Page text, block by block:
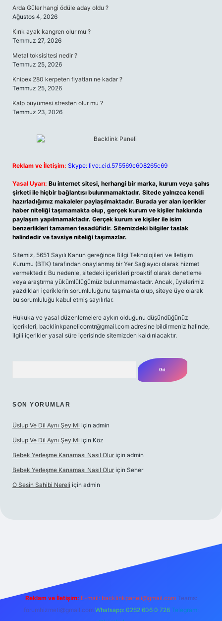
Arda Güler hangi ödüle aday oldu ?
Ağustos 4, 2026
Kırık ayak kangren olur mu ?
Temmuz 27, 2026
Metal toksisitesi nedir ?
Temmuz 25, 2026
Knipex 280 kerpeten fiyatları ne kadar ?
Temmuz 25, 2026
Kalp büyümesi stresten olur mu ?
Temmuz 23, 2026
Reklam ve İletişim: Skype: live:.cid.575569c608265c69
Yasal Uyarı: Bu internet sitesi, herhangi bir marka, kurum veya şahıs
şirketi ile hiçbir bağlantısı bulunmamaktadır. Sitede yalnızca kendi
hazırladığımız makaleler paylaşılmaktadır. Burada yer alan içerikler
haber niteliği taşımamakta olup, gerçek kurum ve kişiler hakkında
paylaşım yapılmamaktadır. Gerçek kurum ve kişiler ile isim
benzerlikleri tamamen tesadüfidir. Sitemizdeki bilgiler taslak
halindedir ve tavsiye niteliği taşımazlar.
Sitemiz, 5651 Sayılı Kanun gereğince Bilgi Teknolojileri ve İletişim
Kurumu (BTK) tarafından onaylanmış bir Yer Sağlayıcı olarak hizmet
vermektedir. Bu nedenle, sitedeki içerikleri proaktif olarak denetleme
veya araştırma yükümlülüğümüz bulunmamaktadır. Ancak, üyelerimiz
yazdıkları içeriklerin sorumluluğunu taşımakta olup, siteye üye olarak
bu sorumluluğu kabul etmiş sayılırlar.
Hukuka ve yasal düzenlemelere aykırı olduğunu düşündüğünüz
içerikleri, backlinkpanelicomtr@gmail.com adresine bildirmeniz halinde,
ilgili içerikler yasal süre içerisinde sitemizden kaldırılacaktır.
SON YORUMLAR
Üslup Ve Dil Aynı Şey Mi için admin
Üslup Ve Dil Aynı Şey Mi için Köz
Bebek Yerleşme Kanaması Nasıl Olur için admin
Bebek Yerleşme Kanaması Nasıl Olur için Seher
O Sesin Sahibi Nereli için admin
Reklam ve İletişim: E-mail: backlinkpaneli@gmail.com Teams:
forumhizmeti@gmail.com Whatsapp: 0262 606 0 726 Telegram: